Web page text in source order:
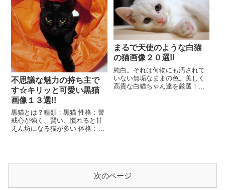
不思議な魅力の持ち主で
す☆キリッと可愛い黒猫
画像１３選!!
黒猫とは？種類：黒猫 性格：警
戒心が強く、賢い、慣れると甘
えん坊になる猫が多い 体格：中
まるで天使のような白猫
の猫画像２０選!!
純白。それは何物にも汚されて
いない無垢なままの色。美しく
高貴な白猫ちゃん達を厳選！産
次のページ